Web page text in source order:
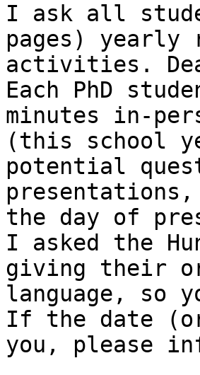
I ask all
pages) yearly
activities.
Each PhD
minutes in-
(this school
potential
the day of
I asked the
giving their
language, so
If the date
you, please